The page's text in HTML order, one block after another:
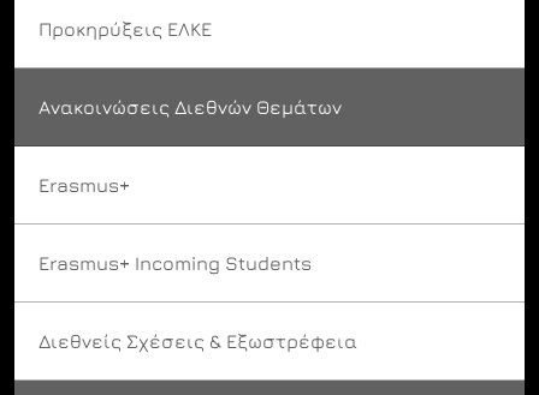
Προκηρύξεις ΕΛΚΕ
Ανακοινώσεις Διεθνών Θεμάτων
Erasmus+
Erasmus+ Incoming Students
Διεθνείς Σχέσεις & Εξωστρέφεια